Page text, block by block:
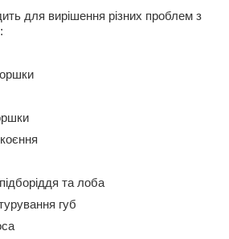
для вирішення різних проблем з
та лоба
губ